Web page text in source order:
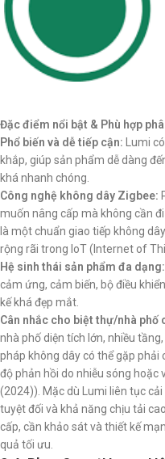
Đặc điểm nổi bật & Phù hợp
Phổ biến và dễ tiếp cận: Lumi
khắp, giúp sản phẩm dễ dàng
khá nhanh chóng.
Công nghệ không dây Zigbee:
muốn nâng cấp mà không cần
là một chuẩn giao tiếp không
rộng rãi trong IoT (Internet of
Hệ sinh thái sản phẩm đa dạng:
cảm ứng, cảm biến, bộ điều
kế khá đẹp mắt.
Cân nhắc cho biệt thự/nhà phố
nhà phố diện tích lớn, nhiều
pháp không dây có thể gặp phải
độ phản hồi do nhiễu sóng hoặc
(2024)). Mặc dù Lumi liên tục
tuyệt đối và khả năng chịu tải
cấp, cần khảo sát và thiết kế
quả tối ưu.